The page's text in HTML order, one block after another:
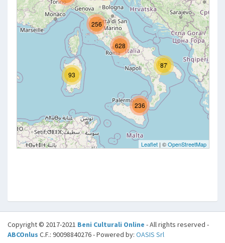
Copyright © 2017-2021 Beni Culturali Online - All rights reserved -
ABCOnlus C.F.: 90098840276 - Powered by: OASIS Srl